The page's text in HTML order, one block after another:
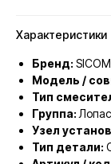
Характеристики
Бренд:
Модель /
Тип
Группа:
Узел
Тип детали: